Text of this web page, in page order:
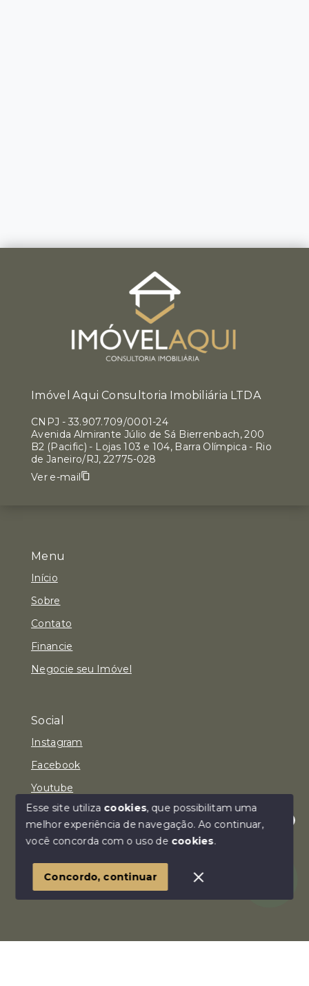
Olá! Estamos disponíveis para te ajudar.
Menu
Início
Sobre
Contato
Financie
Negocie seu Imóvel
Social
Instagram
Facebook
Youtube
© Copyright 2026 - Imóvel Aqui Consultoria Imobiliária
SITE PARA IMOBILIARIA
Imóvel Aqui Consultoria Imobiliária LTDA
CNPJ - 33.907.709/0001-24
Avenida Almirante Júlio de Sá Bierrenbach, 200
B2 (Pacific) - Lojas 103 e 104, Barra Olímpica - Rio
de Janeiro/RJ, 22775-028
Ver e-mail
Esse site utiliza cookies, que possibilitam uma
melhor experiência de navegação.Ao continuar,
você concorda com o uso de cookies.
Concordo, continuar